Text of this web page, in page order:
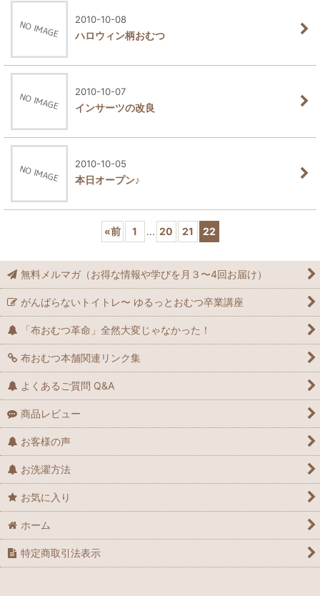
2010-10-08
ハロウィン柄おむつ
2010-10-07
インサーツの改良
2010-10-05
本日オープン♪
«前 1 ... 20 21 22
無料メルマガ（お得な情報や学びを月３〜4回お届け）
がんばらないトイトレ〜 ゆるっとおむつ卒業講座
「布おむつ革命」全然大変じゃなかった！
布おむつ本舗関連リンク集
よくあるご質問 Q&A
商品レビュー
お客様の声
お洗濯方法
お気に入り
ホーム
特定商取引法表示